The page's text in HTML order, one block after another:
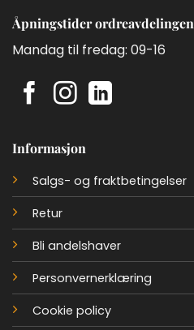
Åpningstider ordreavdelingen
Mandag til fredag: 09-16
Informasjon
Salgs- og fraktbetingelser
Retur
Bli andelshaver
Personvernerklæring
Cookie policy